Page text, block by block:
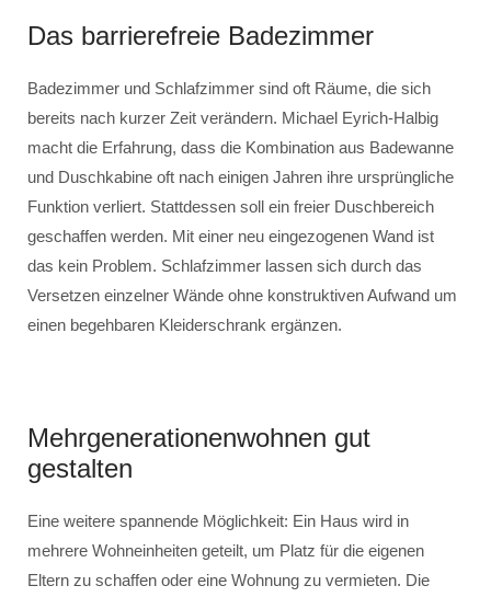
Das barrierefreie Badezimmer
Badezimmer und Schlafzimmer sind oft Räume, die sich
bereits nach kurzer Zeit verändern. Michael Eyrich-Halbig
macht die Erfahrung, dass die Kombination aus Badewanne
und Duschkabine oft nach einigen Jahren ihre ursprüngliche
Funktion verliert. Stattdessen soll ein freier Duschbereich
geschaffen werden. Mit einer neu eingezogenen Wand ist
das kein Problem. Schlafzimmer lassen sich durch das
Versetzen einzelner Wände ohne konstruktiven Aufwand um
einen begehbaren Kleiderschrank ergänzen.
Mehrgenerationenwohnen gut
gestalten
Eine weitere spannende Möglichkeit: Ein Haus wird in
mehrere Wohneinheiten geteilt, um Platz für die eigenen
Eltern zu schaffen oder eine Wohnung zu vermieten. Die